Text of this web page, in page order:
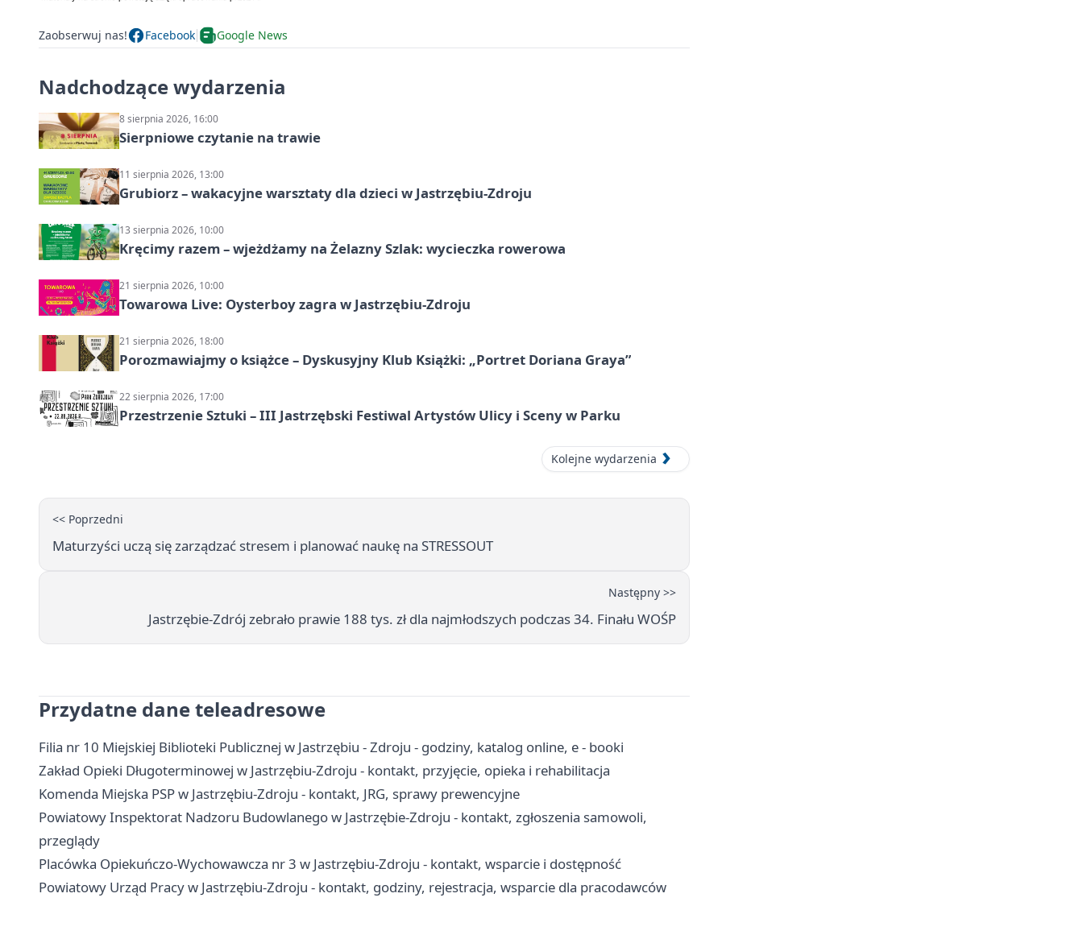
Zaobserwuj nas! Facebook Google News
Nadchodzące wydarzenia
8 sierpnia 2026, 16:00
Sierpniowe czytanie na trawie
11 sierpnia 2026, 13:00
Grubiorz – wakacyjne warsztaty dla dzieci w Jastrzębiu-Zdroju
13 sierpnia 2026, 10:00
Kręcimy razem – wjeżdżamy na Żelazny Szlak: wycieczka rowerowa
21 sierpnia 2026, 10:00
Towarowa Live: Oysterboy zagra w Jastrzębiu-Zdroju
21 sierpnia 2026, 18:00
Porozmawiajmy o książce – Dyskusyjny Klub Książki: „Portret Doriana Graya”
22 sierpnia 2026, 17:00
Przestrzenie Sztuki – III Jastrzębski Festiwal Artystów Ulicy i Sceny w Parku
Kolejne wydarzenia
<< Poprzedni
Maturzyści uczą się zarządzać stresem i planować naukę na STRESSOUT
Następny >>
Jastrzębie-Zdrój zebrało prawie 188 tys. zł dla najmłodszych podczas 34. Finału WOŚP
Przydatne dane teleadresowe
Filia nr 10 Miejskiej Biblioteki Publicznej w Jastrzębiu - Zdroju - godziny, katalog online, e - booki
Zakład Opieki Długoterminowej w Jastrzębiu-Zdroju - kontakt, przyjęcie, opieka i rehabilitacja
Komenda Miejska PSP w Jastrzębiu-Zdroju - kontakt, JRG, sprawy prewencyjne
Powiatowy Inspektorat Nadzoru Budowlanego w Jastrzębie-Zdroju - kontakt, zgłoszenia samowoli,
przeglądy
Placówka Opiekuńczo-Wychowawcza nr 3 w Jastrzębiu-Zdroju - kontakt, wsparcie i dostępność
Powiatowy Urząd Pracy w Jastrzębiu-Zdroju - kontakt, godziny, rejestracja, wsparcie dla pracodawców